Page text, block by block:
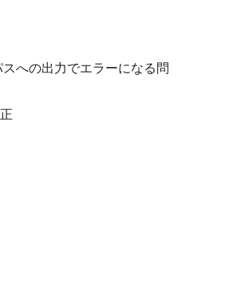
への出力でエラーになる問